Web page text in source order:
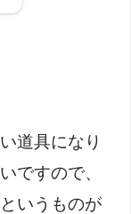
道具になり
ですので、
いうものが